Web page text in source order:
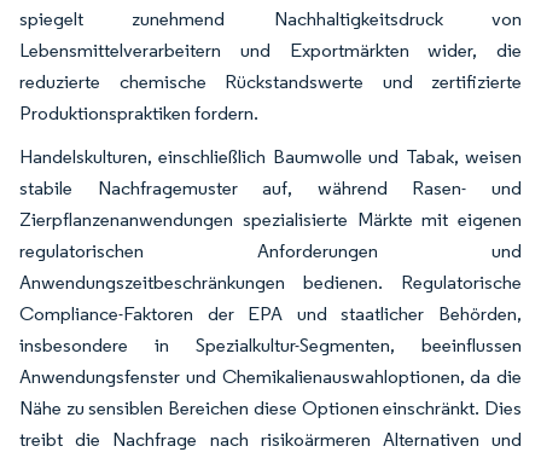
spiegelt zunehmend Nachhaltigkeitsdruck von
Lebensmittelverarbeitern und Exportmärkten wider, die
reduzierte chemische Rückstandswerte und zertifizierte
Produktionspraktiken fordern.
Handelskulturen, einschließlich Baumwolle und Tabak, weisen
stabile Nachfragemuster auf, während Rasen- und
Zierpflanzenanwendungen spezialisierte Märkte mit eigenen
regulatorischen Anforderungen und
Anwendungszeitbeschränkungen bedienen. Regulatorische
Compliance-Faktoren der EPA und staatlicher Behörden,
insbesondere in Spezialkultur-Segmenten, beeinflussen
Anwendungsfenster und Chemikalienauswahloptionen, da die
Nähe zu sensiblen Bereichen diese Optionen einschränkt. Dies
treibt die Nachfrage nach risikoärmeren Alternativen und